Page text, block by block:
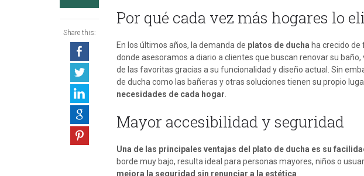
Share this:
Por qué cada vez más hogares lo
En los últimos años, la demanda de platos de ducha ha crecido de
donde asesoramos a diario a clientes que buscan renovar su
de las favoritas gracias a su funcionalidad y diseño actual. Sin
de ducha como las bañeras y otras soluciones tienen su propio
necesidades de cada hogar
Mayor accesibilidad y seguridad
Una de las principales ventajas del plato de ducha es su
borde muy bajo, resulta ideal para personas mayores, niños o
mejora la seguridad sin renunciar a la estética